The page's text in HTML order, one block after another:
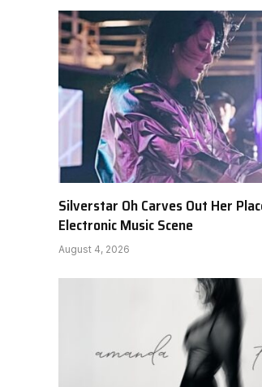
Silverstar Oh Carves Out Her
Electronic Music Scene
August 4, 2026